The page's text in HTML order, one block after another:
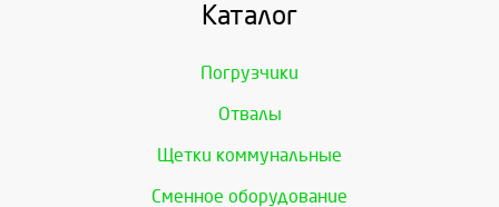
Каталог
Погрузчики
Отвалы
Щетки коммунальные
Сменное оборудование